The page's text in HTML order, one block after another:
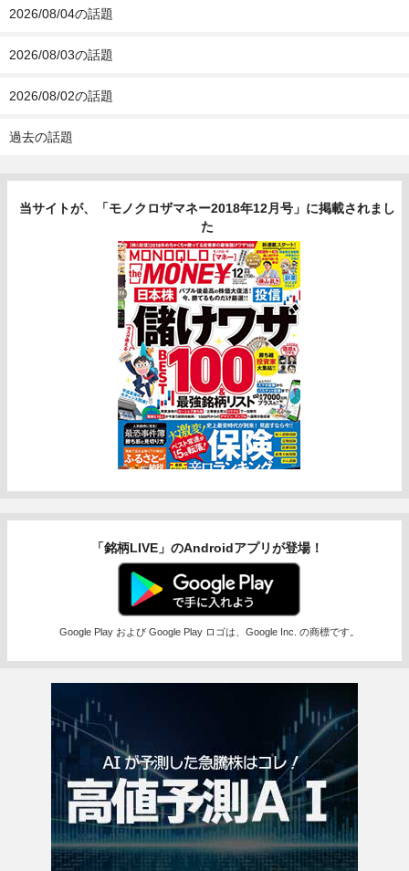
2026/08/04の話題
2026/08/03の話題
2026/08/02の話題
過去の話題
当サイトが、「モノクロザマネー2018年12月号」に掲載されまし
た
「銘柄LIVE」のAndroidアプリが登場！
Google Play および Google Play ロゴは、Google Inc. の商標です。